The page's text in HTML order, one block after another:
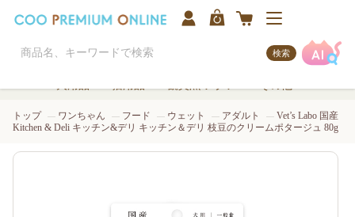
検索
トップ ワンちゃん フード ウェット アダルト
Vet’s Labo 国産
Kitchen & Deli キッチン&デリ キッチン＆デリ 枝豆のクリームポタージュ 80g